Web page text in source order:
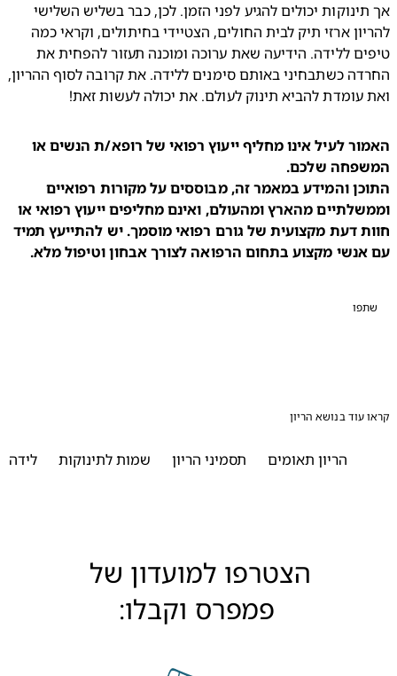
אך תינוקות יכולים להגיע לפני הזמן. לכן, כבר בשליש השלישי
להריון ארזי תיק לבית החולים, הצטיידי בחיתולים, וקראי כמה
טיפים ללידה. הידיעה שאת ערוכה ומוכנה תעזור להפחית את
החרדה כשתבחיני באותם סימנים ללידה. את קרובה לסוף ההריון,
עומדת להביא תינוק לעולם. את יכולה לעשות זאת!
האמור לעיל אינו מחליף ייעוץ רפואי של רופא/ת הנשים או
המשפחה שלכם.
התוכן והמידע במאמר זה, מבוססים על מקורות רפואיים
וממשלתיים מהארץ ומהעולם, ואינם מחליפים ייעוץ רפואי או
חוות דעת מקצועית של גורם רפואי מוסמך. יש להתייעץ תמיד
מקצוע בתחום הרפואה לצורך אבחון וטיפול מלא.
עוד בנושא הריון
הריון תאומים תסמיני הריון שמות לתינוקות לידה
הצטרפו למועדון של
פמפרס וקבלו: